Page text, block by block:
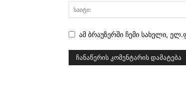
ამ ბრაუზერში ჩემი სახელი,